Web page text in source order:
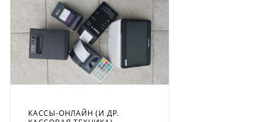
КАССЫ-ОНЛАЙН (И ДР.